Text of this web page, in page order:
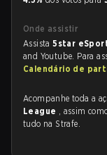
Onde assistir
Assista5star
and Youtube. Para
Calendário de
Acompanhe toda a
League , assim
tudo na Strafe.